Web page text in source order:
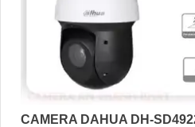
CAMERA DAHUA DH-